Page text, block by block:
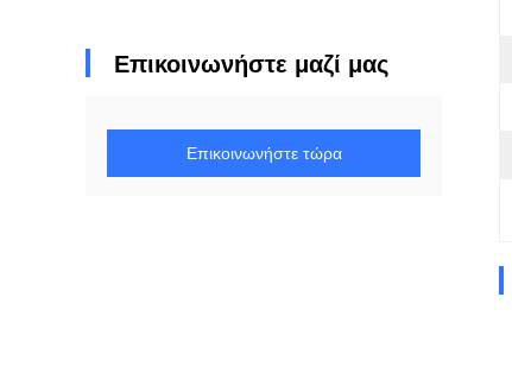
Επικοινωνήστε μαζί μας
Επικοινωνήστε τώρα